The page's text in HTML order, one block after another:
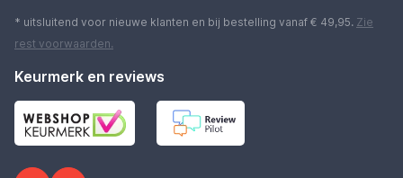
* uitsluitend voor nieuwe klanten en bij bestelling vanaf € 49,95. Zie
rest voorwaarden.
Keurmerk en reviews